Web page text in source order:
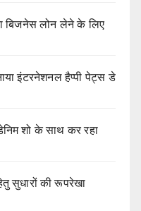
बिजनेस लोन लेने के लिए
इंटरनेशनल हैप्पी पेट्स डे
शो के साथ कर रहा
सुधारों की रूपरेखा